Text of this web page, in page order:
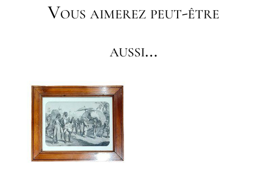
Vous aimerez peut-être
aussi…